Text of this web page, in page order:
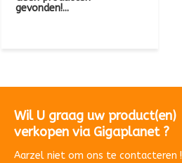
gevonden!...
Wil U graag uw product(en)
verkopen via Gigaplanet ?
Aarzel niet om ons te contacteren !